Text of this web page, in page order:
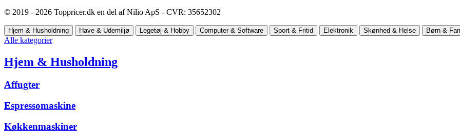
© 2019 - 2026 Toppricer.dk en del af Nilio ApS - CVR: 35652302
Hjem & Husholdning Have & Udemiljø Legetøj & Hobby Computer & Software Sport & Fritid Elektronik Skønhed & Helse Børn &
Alle kategorier
Hjem & Husholdning
Affugter
Espressomaskine
Køkkenmaskiner